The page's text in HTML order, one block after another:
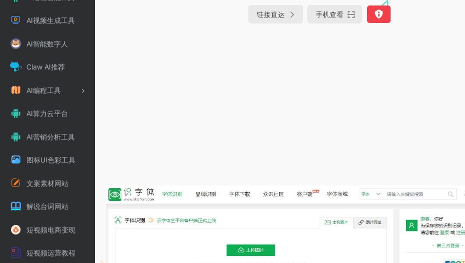
AI视频生成工具
AI智能数字人
Claw AI推荐
AI编程工具
AI算力云平台
AI营销分析工具
图标UI色彩工具
文案素材网站
解说台词网站
短视频电商变现
短视频运营教程
链接直达 手机查看